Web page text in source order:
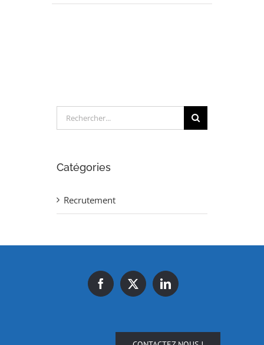
CONCEPTEUR
Rechercher:
Catégories
Recrutement